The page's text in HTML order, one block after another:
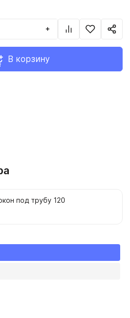
+
В корзину
под трубу 120